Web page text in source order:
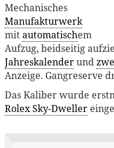
Mechanisches
Manufakturwerk
mitautomatischem
Aufzug, beidseitig
Jahreskalenderund
Anzeige. Gangreserve
Das Kaliber wurde
Rolex Sky-Dweller